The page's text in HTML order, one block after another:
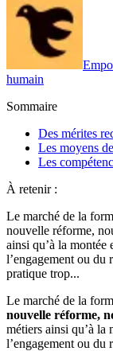
humain
Sommaire
Des mérites
Les moyens
Les
À retenir :
Le marché de la
nouvelle réforme,
ainsi qu’à la montée
l’engagement ou du
pratique trop...
Le marché de la
nouvelle réforme,
métiers ainsi qu’à la
l’engagement ou du